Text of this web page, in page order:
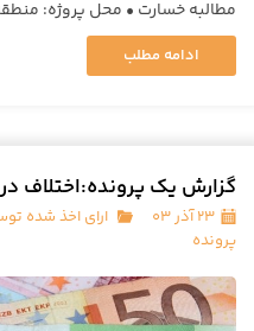
مطالبه خسارت • محل پروژه:
ادامه مطلب
گزارش یک پرونده:اختلاف
۲۳ آذر ۰۳ ارای اخذ شده
پرونده